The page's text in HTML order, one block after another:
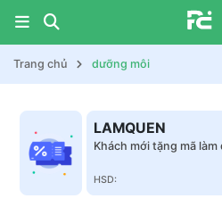
Trang chủ dưỡng môi
LAMQUEN
Khách mới tặng mã làm
HSD: